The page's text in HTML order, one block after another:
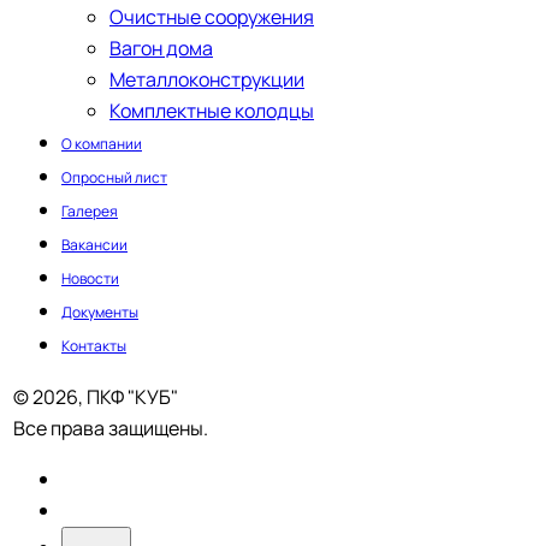
Очистные сооружения
Вагон дома
Металлоконструкции
Комплектные колодцы
О компании
Опросный лист
Галерея
Вакансии
Новости
Документы
Контакты
© 2026, ПКФ "КУБ"
Все права защищены.